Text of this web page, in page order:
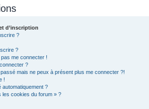
d’inscription
?
?
me connecter !
?
mais ne peux à présent plus me connecter ?!
!
automatiquement ?
les cookies du forum » ?